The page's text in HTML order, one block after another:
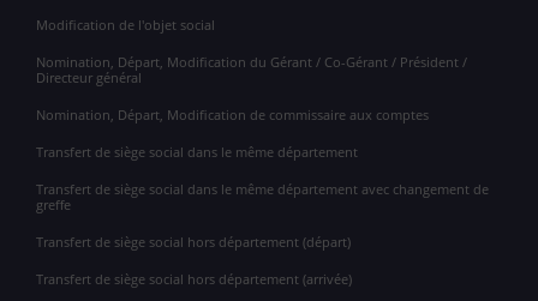
Modification de l'objet social
Nomination, Départ, Modification du Gérant / Co-Gérant / Président /
Directeur général
Nomination, Départ, Modification de commissaire aux comptes
Transfert de siège social dans le même département
Transfert de siège social dans le même département avec changement de
greffe
Transfert de siège social hors département (départ)
Transfert de siège social hors département (arrivée)